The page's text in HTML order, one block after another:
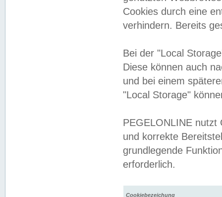
Cookies durch eine
verhindern. Bereits
Bei der "Local
Diese können auch
und bei einem
"Local Storage"
PEGELONLINE nutzt
und korrekte
grundlegende
erforderlich.
Cookiebezeichung